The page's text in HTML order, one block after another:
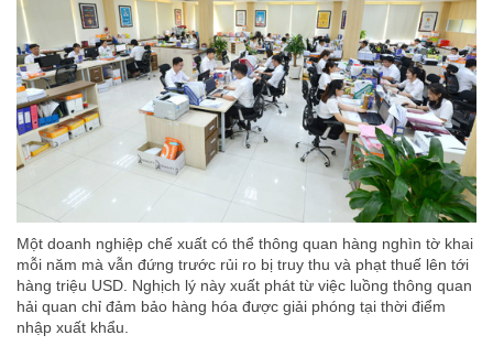
Một doanh nghiệp chế xuất có thể thông quan hàng nghìn tờ khai
mỗi năm mà vẫn đứng trước rủi ro bị truy thu và phạt thuế lên tới
hàng triệu USD. Nghịch lý này xuất phát từ việc luồng thông quan
hải quan chỉ đảm bảo hàng hóa được giải phóng tại thời điểm
nhập xuất khẩu.